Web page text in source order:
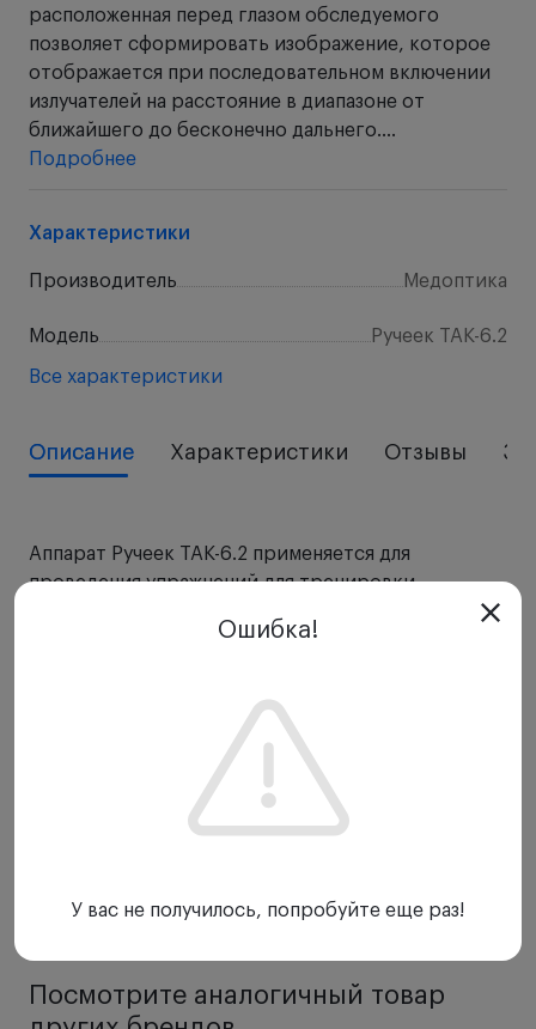
расположенная перед глазом обследуемого
позволяет сформировать изображение, которое
отображается при последовательном включении
излучателей на расстояние в диапазоне от
ближайшего до бесконечно дальнего....
Подробнее
Характеристики
Производитель Медоптика
Модель Ручеек ТАК-6.2
Все характеристики
Описание Характеристики Отзывы
Аппарат Ручеек ТАК-6.2 применяется для
проведения упражнений для тренировки
приборе находятся излучатели на разном
расположенная перед глазом обследуемого
позволяет сформировать изображение, которое
отображается при последовательном включении
излучателей на расстояние в диапазоне от
ближайшего до бесконечно дальнего. Пациент
отсматривает символы одним глазом, второй при
Излучатели могут менять объекты, их размеры
смены демонстрации символов.
Для аппарата Ручеек ТАК-6.2 предусмотрено 6
основных программ тренировки и 2
Показать еще
Посмотрите аналогичный товар
Ошибка!
У вас не получилось, попробуйте еще раз!